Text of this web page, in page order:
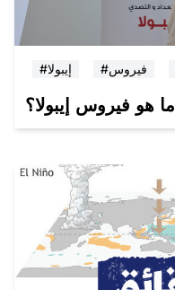
#إيبولا #فيروس
ما هو فيروس إيبولا؟